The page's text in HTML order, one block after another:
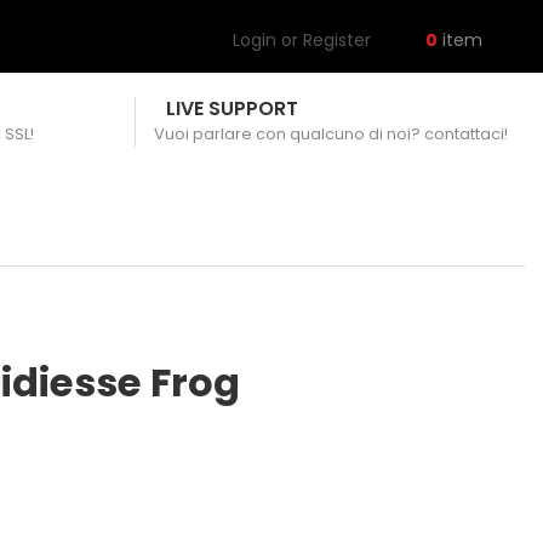
Login or Register 0 item
LIVE SUPPORT
Vuoi parlare con qualcuno di noi? contattaci!
Frog